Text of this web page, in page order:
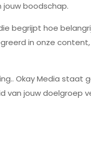
jouw boodschap.
begrijpt hoe
in onze
Okay Media
van jouw doelgroep